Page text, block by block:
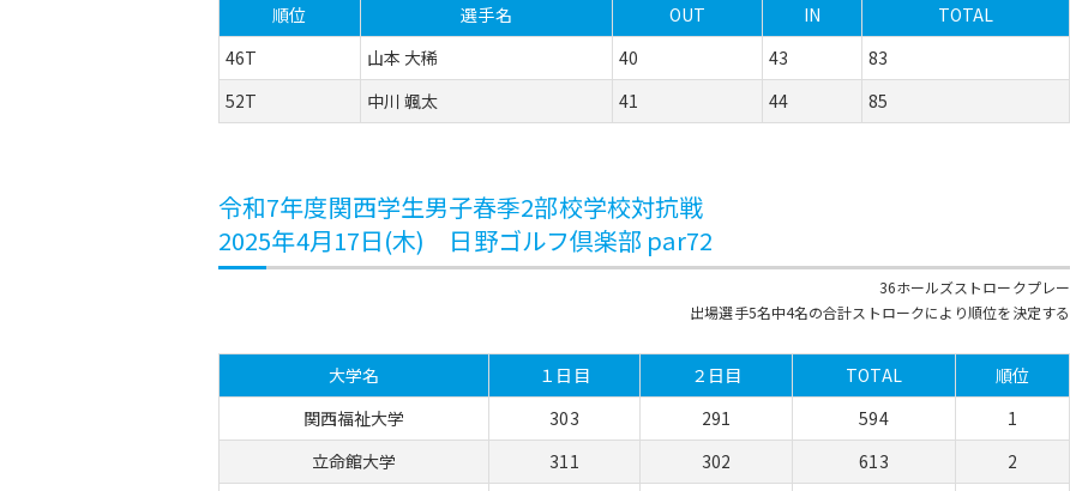
順位 選手名 OUT IN
TOTAL
46T
山本 大稀 40 43
83
52T
中川 颯太 41 44 85
令和7年度関西学生男子春季2部校学校対抗戦
2025年4月17日(木) 日野ゴルフ倶楽部 par72
36ホールズストロークプレー
出場選手5名中4名の合計ストロークにより順位を決定する
大学名 １日目 ２日目 TOTAL
順位
関西福祉大学
303 291 594
1
立命館大学
311 302 613 2